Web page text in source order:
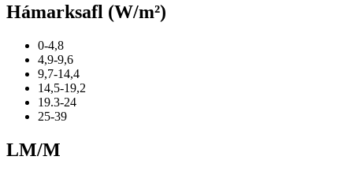
Hámarksafl (W/m²)
0-4,8
4,9-9,6
9,7-14,4
14,5-19,2
19.3-24
25-39
LM/M